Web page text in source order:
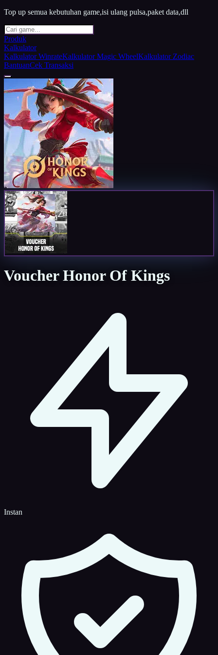
Top up semua kebutuhan game,isi ulang pulsa,paket data,dll
Produk
Kalkulator
Kalkulator WinrateKalkulator Magic WheelKalkulator Zodiac
BantuanCek Transaksi
Voucher Honor Of Kings
Instan